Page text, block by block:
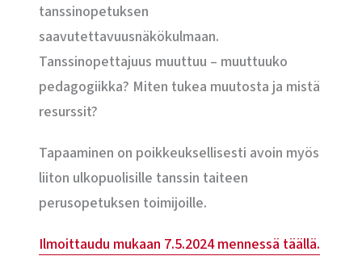
tanssinopetuksen
saavutettavuusnäkökulmaan.
Tanssinopettajuus muuttuu – muuttuuko
pedagogiikka? Miten tukea muutosta ja mistä
resurssit?
Tapaaminen on poikkeuksellisesti avoin myös
liiton ulkopuolisille tanssin taiteen
perusopetuksen toimijoille.
Ilmoittaudu mukaan 7.5.2024 mennessä täällä.